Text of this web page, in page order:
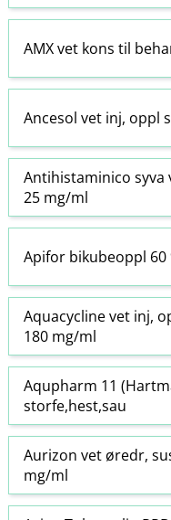
AMX vet kons til
Ancesol vet inj, oppl
Antihistaminico
25 mg/ml
Apifor bikubeoppl 60
Aquacycline vet inj,
180 mg/ml
Aqupharm 11
storfe,hest,sau
Aurizon vet øredr,
mg/ml